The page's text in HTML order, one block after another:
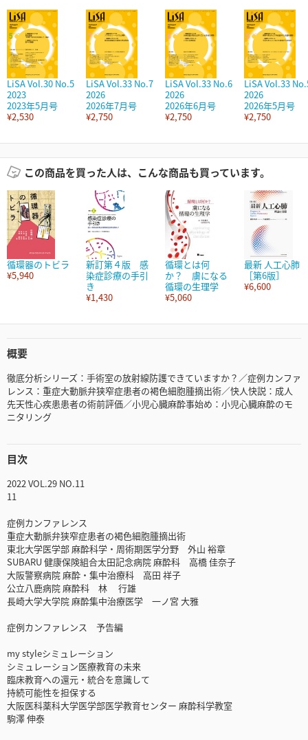
LiSA Vol.30 No.5
2023
2023年5月号
¥2,530
LiSA Vol.33 No.7
2026
2026年7月号
¥2,750
LiSA Vol.33 No.6
2026
2026年6月号
¥2,750
LiSA Vol.33
2026
2026年5月号
¥2,750
この商品を買った人は、こんな商品も買っています。
循環器のトビラ
¥5,940
新訂第４版 感
染症診療の手引
き
¥1,430
循環とは何
か？ 虜になる
循環の生理学
¥5,060
最新 人工心肺
［第6版］
¥6,600
概要
徹底分析シリーズ：手術室の放射線防護できていますか？／症例カンファ
レンス：重症大動脈弁狭窄症患者の褐色細胞腫摘出術／快人快説：成人
先天性心疾患患者の術前評価／小児心臓麻酔事始め：小児心臓麻酔のモ
ニタリング
目次
2022 VOL.29 NO.11
11
症例カンファレンス
重症大動脈弁狭窄症患者の褐色細胞腫摘出術
東北大学医学部 麻酔科学・周術期医学分野 外山 裕章
SUBARU 健康保険組合太田記念病院 麻酔科 高橋 佳奈子
大阪警察病院 麻酔・集中治療科 高田 祥子
公立八鹿病院 麻酔科 林 行雄
長崎大学大学院 麻酔集中治療医学 一ノ宮 大雅
症例カンファレンス 予告編
my styleシミュレーション
シミュレーション医療教育の未来
臨床教育への還元・統合を意識して
持続可能性を担保する
大阪医科薬科大学医学部医学教育センター 麻酔科学教室
駒澤 伸泰